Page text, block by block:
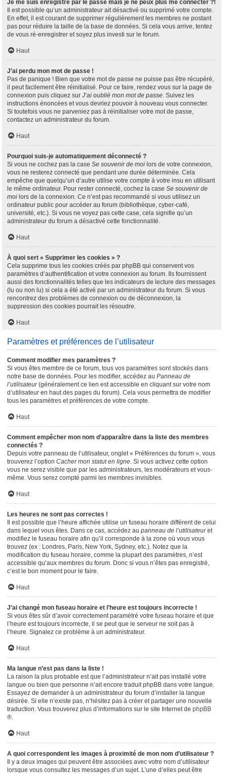
Je me suis enregistré par le passé mais je ne peux plus me connecter ?!
Il est possible qu’un administrateur ait désactivé ou supprimé votre compte.
En effet, il est courant de supprimer régulièrement les membres ne postant
pas pour réduire la taille de la base de données. Si cela vous arrive, tentez
de vous ré-enregistrer et soyez plus investi sur le forum.
Haut
J’ai perdu mon mot de passe !
Pas de panique ! Bien que votre mot de passe ne puisse pas être récupéré,
il peut facilement être réinitialisé. Pour ce faire, rendez vous sur la page de
connexion puis cliquez sur J’ai oublié mon mot de passe. Suivez les
instructions énoncées et vous devriez pouvoir à nouveau vous connecter.
Si toutefois vous ne parveniez pas à réinitialiser votre mot de passe,
contactez un administrateur du forum.
Haut
Pourquoi suis-je automatiquement déconnecté ?
Si vous ne cochez pas la case Se souvenir de moi lors de votre connexion,
vous ne resterez connecté que pendant une durée déterminée. Cela
empêche que quelqu’un d’autre utilise votre compte à votre insu en utilisant
le même ordinateur. Pour rester connecté, cochez la case Se souvenir de
moi lors de la connexion. Ce n’est pas recommandé si vous utilisez un
ordinateur public pour accéder au forum (bibliothèque, cyber-café,
université, etc.). Si vous ne voyez pas cette case, cela signifie qu’un
administrateur du forum a désactivé cette fonctionnalité.
Haut
À quoi sert « Supprimer les cookies » ?
Cela supprime tous les cookies créés par phpBB qui conservent vos
paramètres d’authentification et votre connexion au forum. Ils fournissent
aussi des fonctionnalités telles que les indicateurs de lecture des messages
(lu ou non lu) si cela a été activé par un administrateur du forum. Si vous
rencontrez des problèmes de connexion ou de déconnexion, la
suppression des cookies pourrait les résoudre.
Haut
Paramètres et préférences de l’utilisateur
Comment modifier mes paramètres ?
Si vous êtes membre de ce forum, tous vos paramètres sont stockés dans
notre base de données. Pour les modifier, accédez au Panneau de
l’utilisateur(généralement ce lien est accessible en cliquant sur votre nom
d’utilisateur en haut des pages du forum). Cela vous permettra de modifier
tous les paramètres et préférences de votre compte.
Haut
Comment empêcher mon nom d’apparaître dans la liste des membres
connectés ?
Depuis votre panneau de l’utilisateur, onglet « Préférences du forum », vous
trouverez l’option Cacher mon statut en ligne. Si vous activez cette option
vous ne serez visible que par les administrateurs, les modérateurs et vous-
même. Vous serez compté parmi les membres invisibles.
Haut
Les heures ne sont pas correctes !
Il est possible que l’heure affichée utilise un fuseau horaire différent de celui
dans lequel vous êtes. Dans ce cas, accédez au panneau de l’utilisateuret
modifiez le fuseau horaire afin qu’il corresponde à la zone où vous vous
trouvez (ex : Londres, Paris, New York, Sydney, etc.). Notez que la
modification du fuseau horaire, comme la plupart des paramètres, n’est
accessible qu’aux membres du forum. Donc si vous n’êtes pas enregistré,
c’est le bon moment pour le faire.
Haut
J’ai changé mon fuseau horaire et l’heure est toujours incorrecte !
Si vous êtes sûr d’avoir correctement paramétré votre fuseau horaire et que
l’heure est toujours incorrecte, il se peut que le serveur ne soit pas à
l’heure. Signalez ce problème à un administrateur.
Haut
Ma langue n’est pas dans la liste !
La raison la plus probable est que l’administrateur n’ait pas installé votre
langue ou bien que personne n’ait encore traduit phpBB dans votre langue.
Essayez de demander à un administrateur du forum d’installer la langue
désirée. Si elle n’existe pas, n’hésitez pas à créer et partager une nouvelle
traduction. Vous trouverez plus d’informations sur le site Internet de phpBB
®.
Haut
A quoi correspondent les images à proximité de mon nom d’utilisateur ?
Il y a deux images qui peuvent être associées avec votre nom d’utilisateur
lorsque vous consultez les messages d’un sujet. L’une d’elles peut être